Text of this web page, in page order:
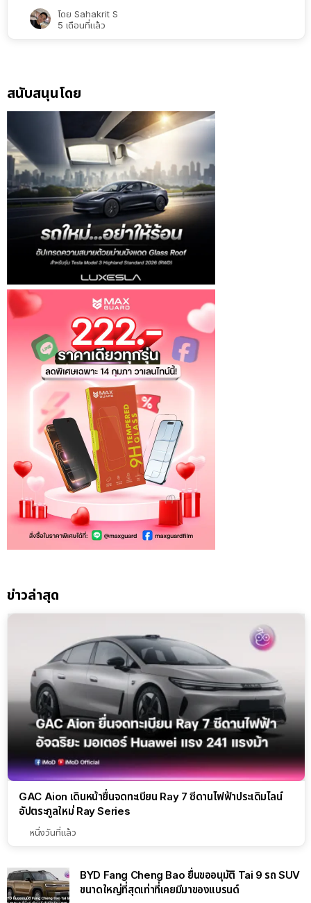
โดย Sahakrit S
5 เดือนที่แล้ว
สนับสนุนโดย
ข่าวล่าสุด
GAC Aion เดินหน้ายื่นจดทะเบียน Ray 7 ซีดานไฟฟ้าประเดิมไลน์
อัปตระกูลใหม่ Ray Series
หนึ่งวันที่แล้ว
BYD Fang Cheng Bao ยื่นขออนุมัติ Tai 9 รถ SUV
ขนาดใหญ่ที่สุดเท่าที่เคยมีมาของแบรนด์